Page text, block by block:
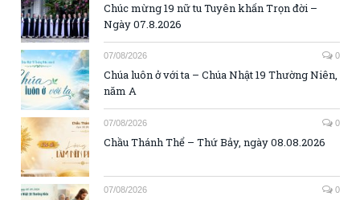
Chúc mừng 19 nữ tu Tuyên khấn Trọn đời –
Ngày 07.8.2026
07/08/2026 0
Chúa luôn ở với ta – Chúa Nhật 19 Thường Niên,
năm A
07/08/2026 0
Chầu Thánh Thể – Thứ Bảy, ngày 08.08.2026
07/08/2026 0